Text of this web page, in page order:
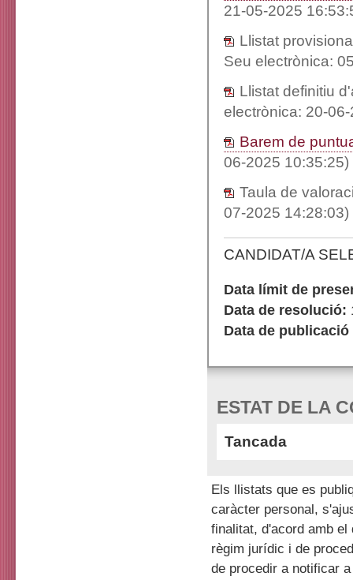
21-05-2025
Llistat
Seu electrònica:
Llistat definitiu
electrònica: 20-
Barem de
06-2025 10:35:25)
Taula de
07-2025 14:28:03)
CANDIDAT/A
Data límit de
Data de resolució:
Data de
ESTAT DE LA
Tancada
Els llistats que es
caràcter personal,
finalitat, d'acord amb el
règim jurídic i de
de procedir a notificar